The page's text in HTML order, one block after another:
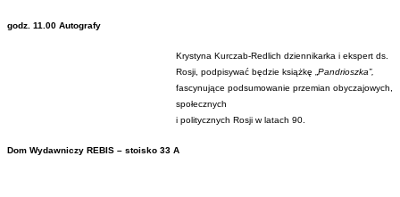
godz. 11.00 Autografy
Krystyna Kurczab-Redlich dziennikarka i ekspert ds.
Rosji, podpisywać będzie książkę „Pandrioszka”,
fascynujące podsumowanie przemian obyczajowych,
społecznych
i politycznych Rosji w latach 90.
Dom Wydawniczy REBIS – stoisko 33 A